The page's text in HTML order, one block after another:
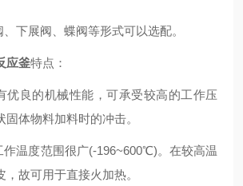
、下展阀 、蝶阀等形式可以选配。
应釜特点：
优良的机械性能，可承受较高的工作压
体物料加料时的冲击。
作温度范围很广(-196~600℃)。在较高温
，故可用于直接火加热。